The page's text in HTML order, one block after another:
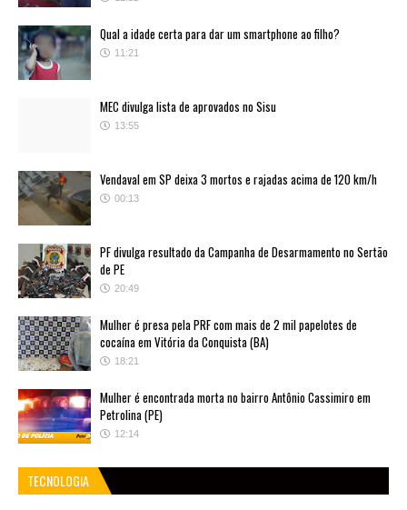
Qual a idade certa para dar um smartphone ao filho?
11:21
MEC divulga lista de aprovados no Sisu
13:55
Vendaval em SP deixa 3 mortos e rajadas acima de 120 km/h
00:13
PF divulga resultado da Campanha de Desarmamento no Sertão
de PE
20:49
Mulher é presa pela PRF com mais de 2 mil papelotes de
cocaína em Vitória da Conquista (BA)
18:21
Mulher é encontrada morta no bairro Antônio Cassimiro em
Petrolina (PE)
12:14
TECNOLOGIA